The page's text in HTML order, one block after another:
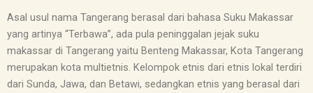
Asal usul nama Tangerang berasal dari bahasa Suku Makassar
yang artinya “Terbawa”, ada pula peninggalan jejak suku
makassar di Tangerang yaitu Benteng Makassar, Kota Tangerang
merupakan kota multietnis. Kelompok etnis dari etnis lokal terdiri
dari Sunda, Jawa, dan Betawi, sedangkan etnis yang berasal dari